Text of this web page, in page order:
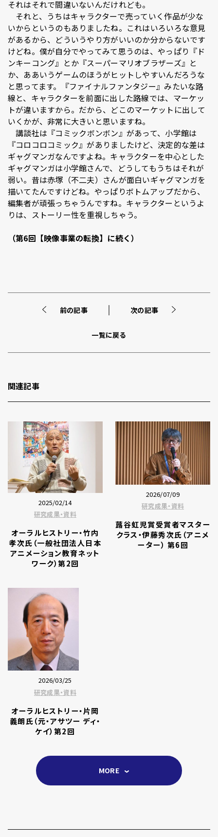
それはそれで間違いないんだけれども。
それと、うちはキャラクターで売っていく作品が少な
いからというのもありましたね。これはいろいろな意見
があるから、どういうやり方がいいのか分からないです
けどね。僕が自分でやってみて思うのは、やっぱり『ド
ンキーコング』とか『スーパーマリオブラザーズ』と
か、ああいうゲームのほうがヒットしやすいんだろうな
と思ってます。『ファイナルファンタジー』みたいな路
線と、キャラクターを前面に出した路線では、マーケッ
トが違いますから。だから、どこのマーケットに出して
いくかが、非常に大きいと思いますね。
講談社は『コミックボンボン』があって、小学館は
『コロコロコミック』がありましたけど、決定的な差は
ギャグマンガなんですよね。キャラクターを中心とした
ギャグマンガは小学館さんで、どうしてもうちはそれが
弱い。昔は赤塚（不二夫）さんが面白いギャグマンガを
描いてたんですけどね。やっぱりボトムアップだから、
編集者が頑張っちゃうんですね。キャラクターというよ
りは、ストーリー性を重視しちゃう。
（第6回【映像事業の転換】に続く）
前の記事
一覧に戻る
次の記事
関連記事
2025/02/14
研究成果・資料
オーラルヒストリー・竹内
孝次氏（一般社団法人日本
アニメーション教育ネット
ワーク）第2回
2026/07/09
研究成果・資料
蕗谷虹児賞受賞者マスター
クラス・伊藤秀次氏（アニメ
ーター） 第6回
2026/03/25
研究成果・資料
オーラルヒストリー・片岡
義朗氏（元・アサツー ディ・
ケイ）第2回
MORE